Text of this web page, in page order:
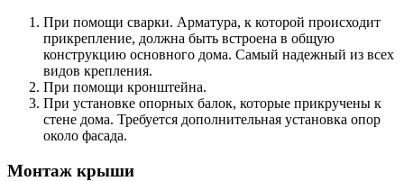
При помощи сварки. Арматура, к которой происходит
прикрепление, должна быть встроена в общую
конструкцию основного дома. Самый надежный из всех
видов крепления.
При помощи кронштейна.
При установке опорных балок, которые прикручены к
стене дома. Требуется дополнительная установка опор
около фасада.
Монтаж крыши